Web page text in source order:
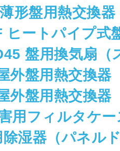
形盤用熱交換
ヒートパイプ式
盤用換気扇
外盤用熱交換器
外盤用熱交換器
用フィルタケ
除湿器（パネル